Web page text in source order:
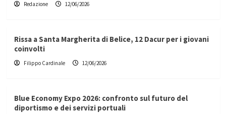
Redazione 12/06/2026
Rissa a Santa Margherita di Belice, 12 Dacur per i giovani
coinvolti
Filippo Cardinale 12/06/2026
Blue Economy Expo 2026: confronto sul futuro del
diportismo e dei servizi portuali